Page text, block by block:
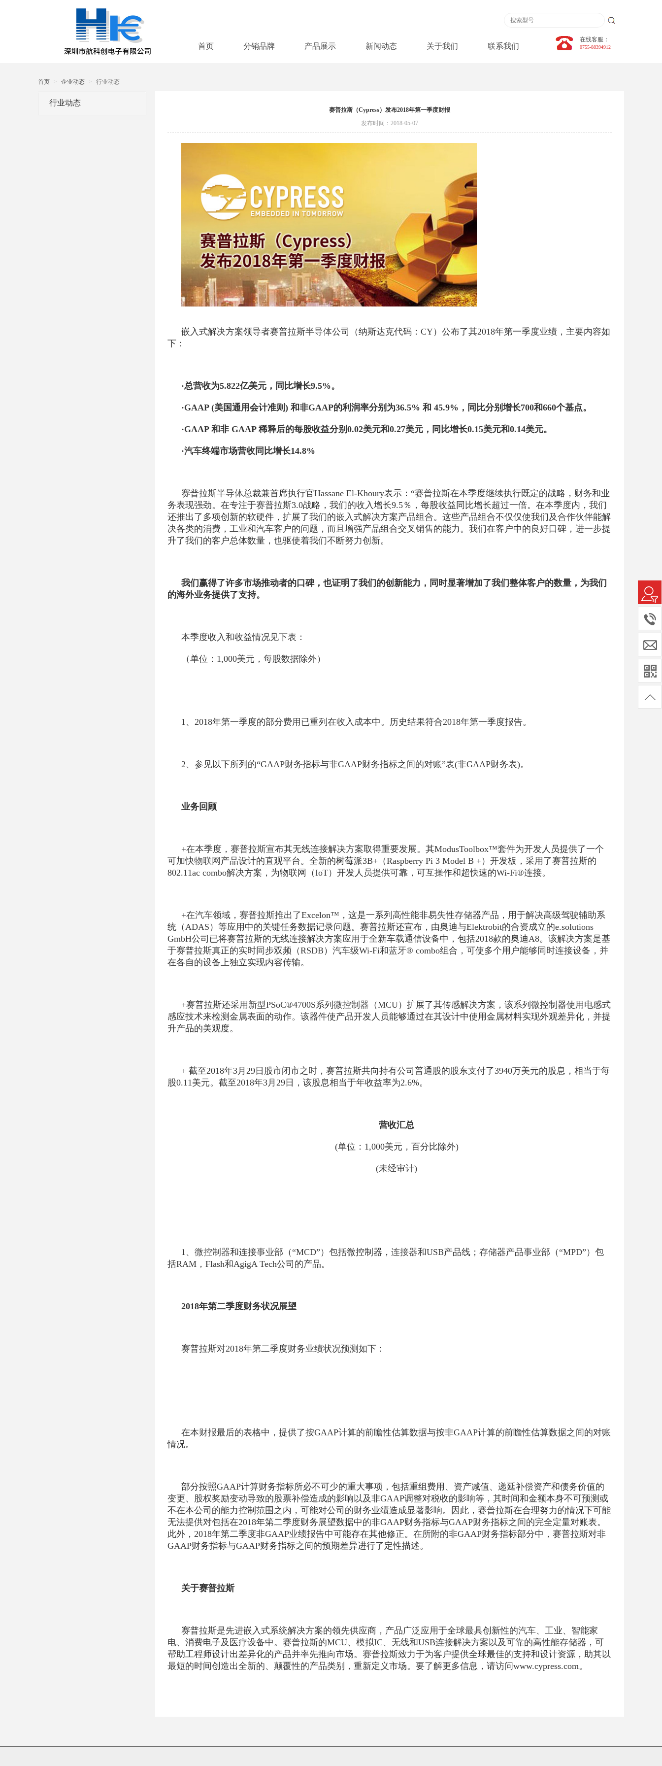
在线客服：
0755-88394912
首页 分销品牌 产品展示 新闻动态 关于我们 联系我们
首页 企业动态 行业动态
行业动态
赛普拉斯（Cypress）发布2018年第一季度财报
发布时间：2018-05-07
嵌入式解决方案领导者赛普拉斯半导体公司（纳斯达克代码：CY）公布了其2018年第一季度业绩，主要内容如
下：
·总营收为5.822亿美元，同比增长9.5%。
·GAAP (美国通用会计准则) 和非GAAP的利润率分别为36.5% 和 45.9%，同比分别增长700和660个基点。
·GAAP 和非 GAAP 稀释后的每股收益分别0.02美元和0.27美元，同比增长0.15美元和0.14美元。
·汽车终端市场营收同比增长14.8%
赛普拉斯半导体总裁兼首席执行官Hassane El-Khoury表示：“赛普拉斯在本季度继续执行既定的战略，财务和业
务表现强劲。在专注于赛普拉斯3.0战略，我们的收入增长9.5％，每股收益同比增长超过一倍。在本季度内，我们
还推出了多项创新的软硬件，扩展了我们的嵌入式解决方案产品组合。这些产品组合不仅仅使我们及合作伙伴能解
决各类的消费，工业和汽车客户的问题，而且增强产品组合交叉销售的能力。我们在客户中的良好口碑，进一步提
升了我们的客户总体数量，也驱使着我们不断努力创新。
我们赢得了许多市场推动者的口碑，也证明了我们的创新能力，同时显著增加了我们整体客户的数量，为我们
的海外业务提供了支持。
本季度收入和收益情况见下表：
（单位：1,000美元，每股数据除外）
1、2018年第一季度的部分费用已重列在收入成本中。历史结果符合2018年第一季度报告。
2、参见以下所列的“GAAP财务指标与非GAAP财务指标之间的对账”表(非GAAP财务表)。
业务回顾
+在本季度，赛普拉斯宣布其无线连接解决方案取得重要发展。其ModusToolbox™套件为开发人员提供了一个
可加快物联网 产品设计的直观平台。全新的树莓派3B+（Raspberry Pi 3 Model B +）开发板，采用了赛普拉斯的
802.11ac combo解决方案，为物联网（IoT）开发人员提供可靠，可互操作和超快速的Wi-Fi®连接。
+在汽车领域，赛普拉斯推出了Excelon™，这是一系列高性能非易失性存储器产品，用于解决高级驾驶辅助系
统（ADAS）等应用中的关键任务数据记录问题。赛普拉斯还宣布，由奥迪与Elektrobit的合资成立的e.solutions
GmbH公司已将赛普拉斯的无线连接解决方案应用于全新车载通信设备中，包括2018款的奥迪A8。该解决方案是基
于赛普拉斯真正的实时同步双频（RSDB） 汽车级Wi-Fi和蓝牙® combo组合，可使多个用户能够同时连接设备，并
在各自的设备上独立实现内容传输。
+赛普拉斯还采用新型PSoC®4700S系列 微控制器 （MCU）扩展了其传感解决方案，该系列微控制器使用电感式
感应技术来检测金属表面的动作。该器件使产品开发人员能够通过在其设计中使用金属材料实现外观差异化，并提
升产品的美观度。
+ 截至2018年3月29日股市闭市之时，赛普拉斯共向持有公司普通股的股东支付了3940万美元的股息，相当于每
股0.11美元。截至2018年3月29日，该股息相当于年收益率为2.6%。
营收汇总
(单位：1,000美元，百分比除外)
(未经审计)
1、 微控制器和连接事业部（“MCD”）包括微控制器， 连接器和USB产品线； 存储器产品事业部（“MPD”）包
括RAM，Flash和AgigA Tech公司的产品。
2018年第二季度财务状况展望
赛普拉斯对2018年第二季度财务业绩状况预测如下：
在本财报最后的表格中，提供了按GAAP计算的前瞻性估算数据与按非GAAP计算的前瞻性估算数据之间的对账
情况。
部分按照GAAP计算财务指标所必不可少的重大事项，包括重组费用、资产减值、递延补偿资产和债务价值的
变更、股权奖励变动导致的股票补偿造成的影响以及非GAAP调整对税收的影响等，其时间和金额本身不可预测或
不在本公司的能力控制范围之内，可能对公司的财务业绩造成显著影响。因此，赛普拉斯在合理努力的情况下可能
无法提供对包括在2018年第二季度财务展望数据中的非GAAP财务指标与GAAP财务指标之间的完全定量对账表。
此外，2018年第二季度非GAAP业绩报告中可能存在其他修正。在所附的非GAAP财务指标部分中，赛普拉斯对非
GAAP财务指标与GAAP财务指标之间的预期差异进行了定性描述。
关于赛普拉斯
赛普拉斯是先进嵌入式系统解决方案的领先供应商，产品广泛应用于全球最具创新性的汽车、工业、智能家
电、消费电子及医疗设备中。赛普拉斯的MCU、模拟IC、无线和USB连接解决方案以及可靠的高性能存储器，可
帮助工程师设计出差异化的产品并率先推向市场。赛普拉斯致力于为客户提供全球最佳的支持和设计资源，助其以
最短的时间创造出全新的、颠覆性的产品类别，重新定义市场。要了解更多信息，请访问www.cypress.com。